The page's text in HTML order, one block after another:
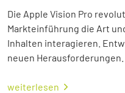
Die Apple Vision Pro
Markteinführung die Art
Inhalten interagieren.
neuen Herausforderungen.
weiterlesen